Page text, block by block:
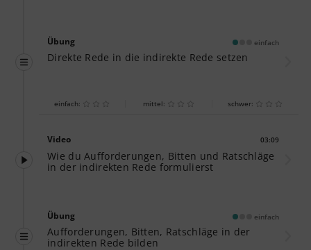
Übung einfach
Direkte Rede in die indirekte Rede setzen
einfach: mittel: schwer:
Video 03:09
Wie du Aufforderungen, Bitten und Ratschläge
in der indirekten Rede formulierst
Übung einfach
Aufforderungen, Bitten, Ratschläge in der
indirekten Rede bilden